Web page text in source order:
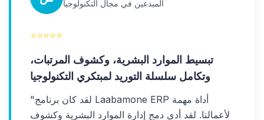
المبدعين في مجال التكنولوجيا
⭐⭐⭐⭐⭐
تبسيط الموارد البشرية، وكشوف المرتبات،
وتكامل سلسلة التوريد لمبتكري التكنولوجيا
"لقد كان برنامج Laabamone ERP أداة مهمة
لأعمالنا. لقد أدى دمج إدارة الموارد البشرية وكشوف